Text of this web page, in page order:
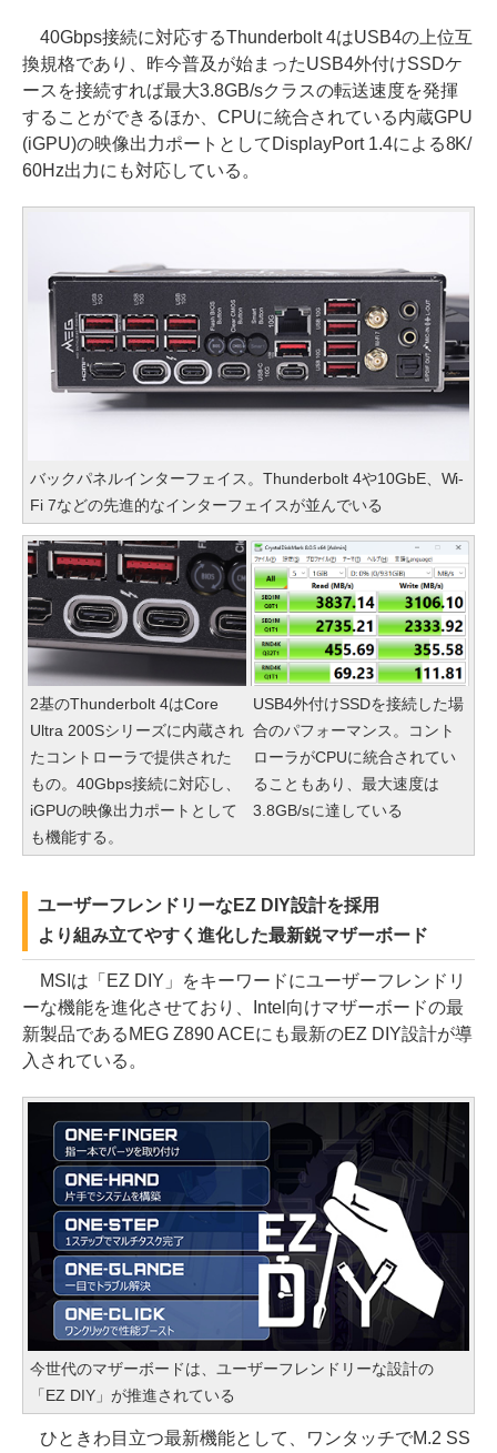
40Gbps接続に対応するThunderbolt 4はUSB4の上位互
換規格であり、昨今普及が始まったUSB4外付けSSDケ
ースを接続すれば最大3.8GB/sクラスの転送速度を発揮
することができるほか、CPUに統合されている内蔵GPU
(iGPU)の映像出力ポートとしてDisplayPort 1.4による8K/
60Hz出力にも対応している。
バックパネルインターフェイス。Thunderbolt 4や10GbE、Wi-
Fi 7などの先進的なインターフェイスが並んでいる
2基のThunderbolt 4はCore
Ultra 200Sシリーズに内蔵され
たコントローラで提供された
もの。40Gbps接続に対応し、
iGPUの映像出力ポートとして
も機能する。
USB4外付けSSDを接続した場
合のパフォーマンス。コント
ローラがCPUに統合されてい
ることもあり、最大速度は
3.8GB/sに達している
ユーザーフレンドリーなEZ DIY設計を採用
より組み立てやすく進化した最新鋭マザーボード
MSIは「EZ DIY」をキーワードにユーザーフレンドリ
ーな機能を進化させており、Intel向けマザーボードの最
新製品であるMEG Z890 ACEにも最新のEZ DIY設計が導
入されている。
今世代のマザーボードは、ユーザーフレンドリーな設計の
「EZ DIY」が推進されている
ひときわ目立つ最新機能として、ワンタッチでM.2 SS